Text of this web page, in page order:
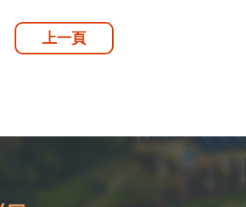
上一頁